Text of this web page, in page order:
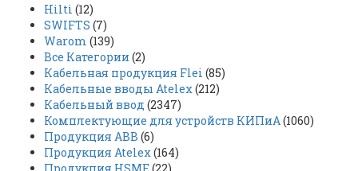
Hilti (12)
SWIFTS (7)
Warom (139)
Все Категории (2)
Кабельная продукция Flei (85)
Кабельные вводы Atelex (212)
Кабельный ввод (2347)
Комплектующие для устройств КИПиА (1060)
Продукция ABB (6)
Продукция Atelex (164)
Продукция HSME(22)